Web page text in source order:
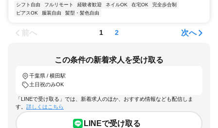
シフト自由 フルリモート 経験者歓迎 ネイルOK 在宅OK
完全歩合制
ピアスOK
服装自由 髪型・髪色自由
前へ 1 2 次へ
この条件の新着求人を受け取る
千葉県 / 横田駅
土日祝のみOK
「LINEで受け取る」では、新着求人のほか、おすすめ情報なども配信しま
す。 詳しくはこちら
LINEで受け取る